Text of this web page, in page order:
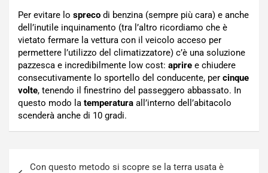
Per evitare lo spreco di benzina (sempre più cara) e anche
dell’inutile inquinamento (tra l’altro ricordiamo che è
vietato fermare la vettura con il veicolo acceso per
permettere l’utilizzo del climatizzatore) c’è una soluzione
pazzesca e incredibilmente low cost: aprire e chiudere
consecutivamente lo sportello del conducente, per cinque
volte, tenendo il finestrino del passeggero abbassato. In
questo modo la temperatura all’interno dell’abitacolo
scenderà anche di 10 gradi.
Con questo metodo si scopre se la terra usata è